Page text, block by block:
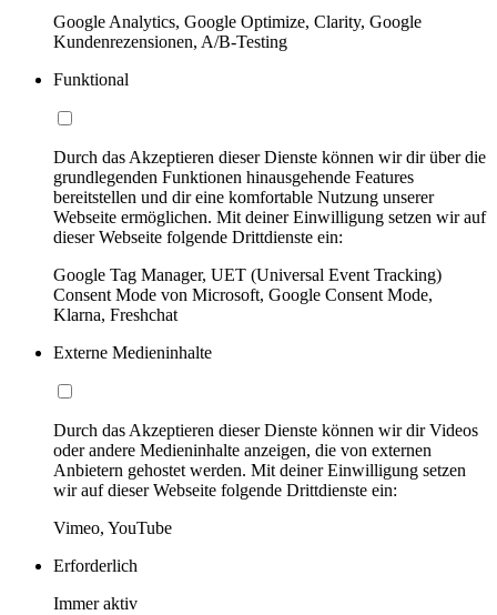
Google Analytics, Google Optimize, Clarity, Google
Kundenrezensionen, A/B-Testing
Funktional
Durch das Akzeptieren dieser Dienste können wir dir über die
grundlegenden Funktionen hinausgehende Features
bereitstellen und dir eine komfortable Nutzung unserer
Webseite ermöglichen. Mit deiner Einwilligung setzen wir auf
dieser Webseite folgende Drittdienste ein:
Google Tag Manager, UET (Universal Event Tracking)
Consent Mode von Microsoft, Google Consent Mode,
Klarna, Freshchat
Externe Medieninhalte
Durch das Akzeptieren dieser Dienste können wir dir Videos
oder andere Medieninhalte anzeigen, die von externen
Anbietern gehostet werden. Mit deiner Einwilligung setzen
wir auf dieser Webseite folgende Drittdienste ein:
Vimeo, YouTube
Erforderlich
Immer aktiv